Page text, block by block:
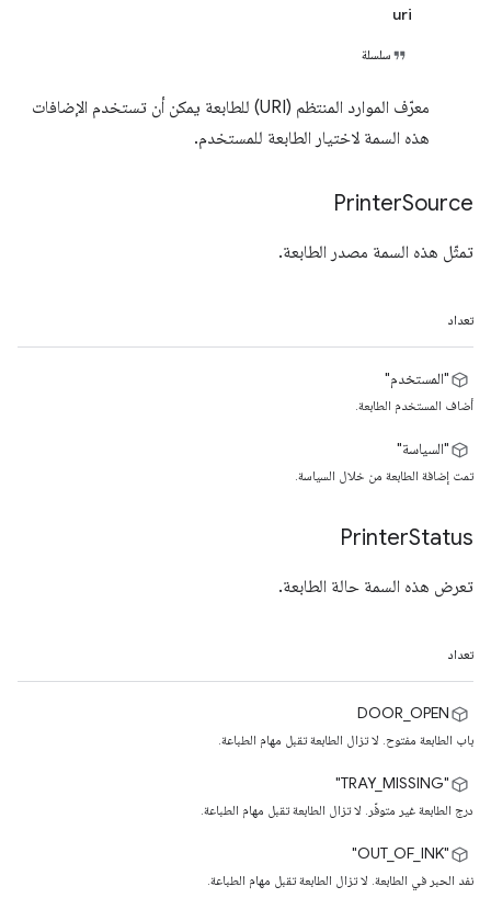
uri
سلسلة
معرّف الموارد المنتظم (URI) للطابعة يمكن أن تستخدم الإضافات
هذه السمة لاختيار الطابعة للمستخدم.
PrinterSource
تمثّل هذه السمة مصدر الطابعة.
تعداد
"المستخدم"
أضاف المستخدم الطابعة.
"السياسة"
تمت إضافة الطابعة من خلال السياسة.
PrinterStatus
تعرض هذه السمة حالة الطابعة.
تعداد
DOOR_OPEN
باب الطابعة مفتوح. لا تزال الطابعة تقبل مهام الطباعة.
‫"TRAY_MISSING"
درج الطابعة غير متوفّر. لا تزال الطابعة تقبل مهام الطباعة.
"OUT_OF_INK"
نفد الحبر في الطابعة. لا تزال الطابعة تقبل مهام الطباعة.